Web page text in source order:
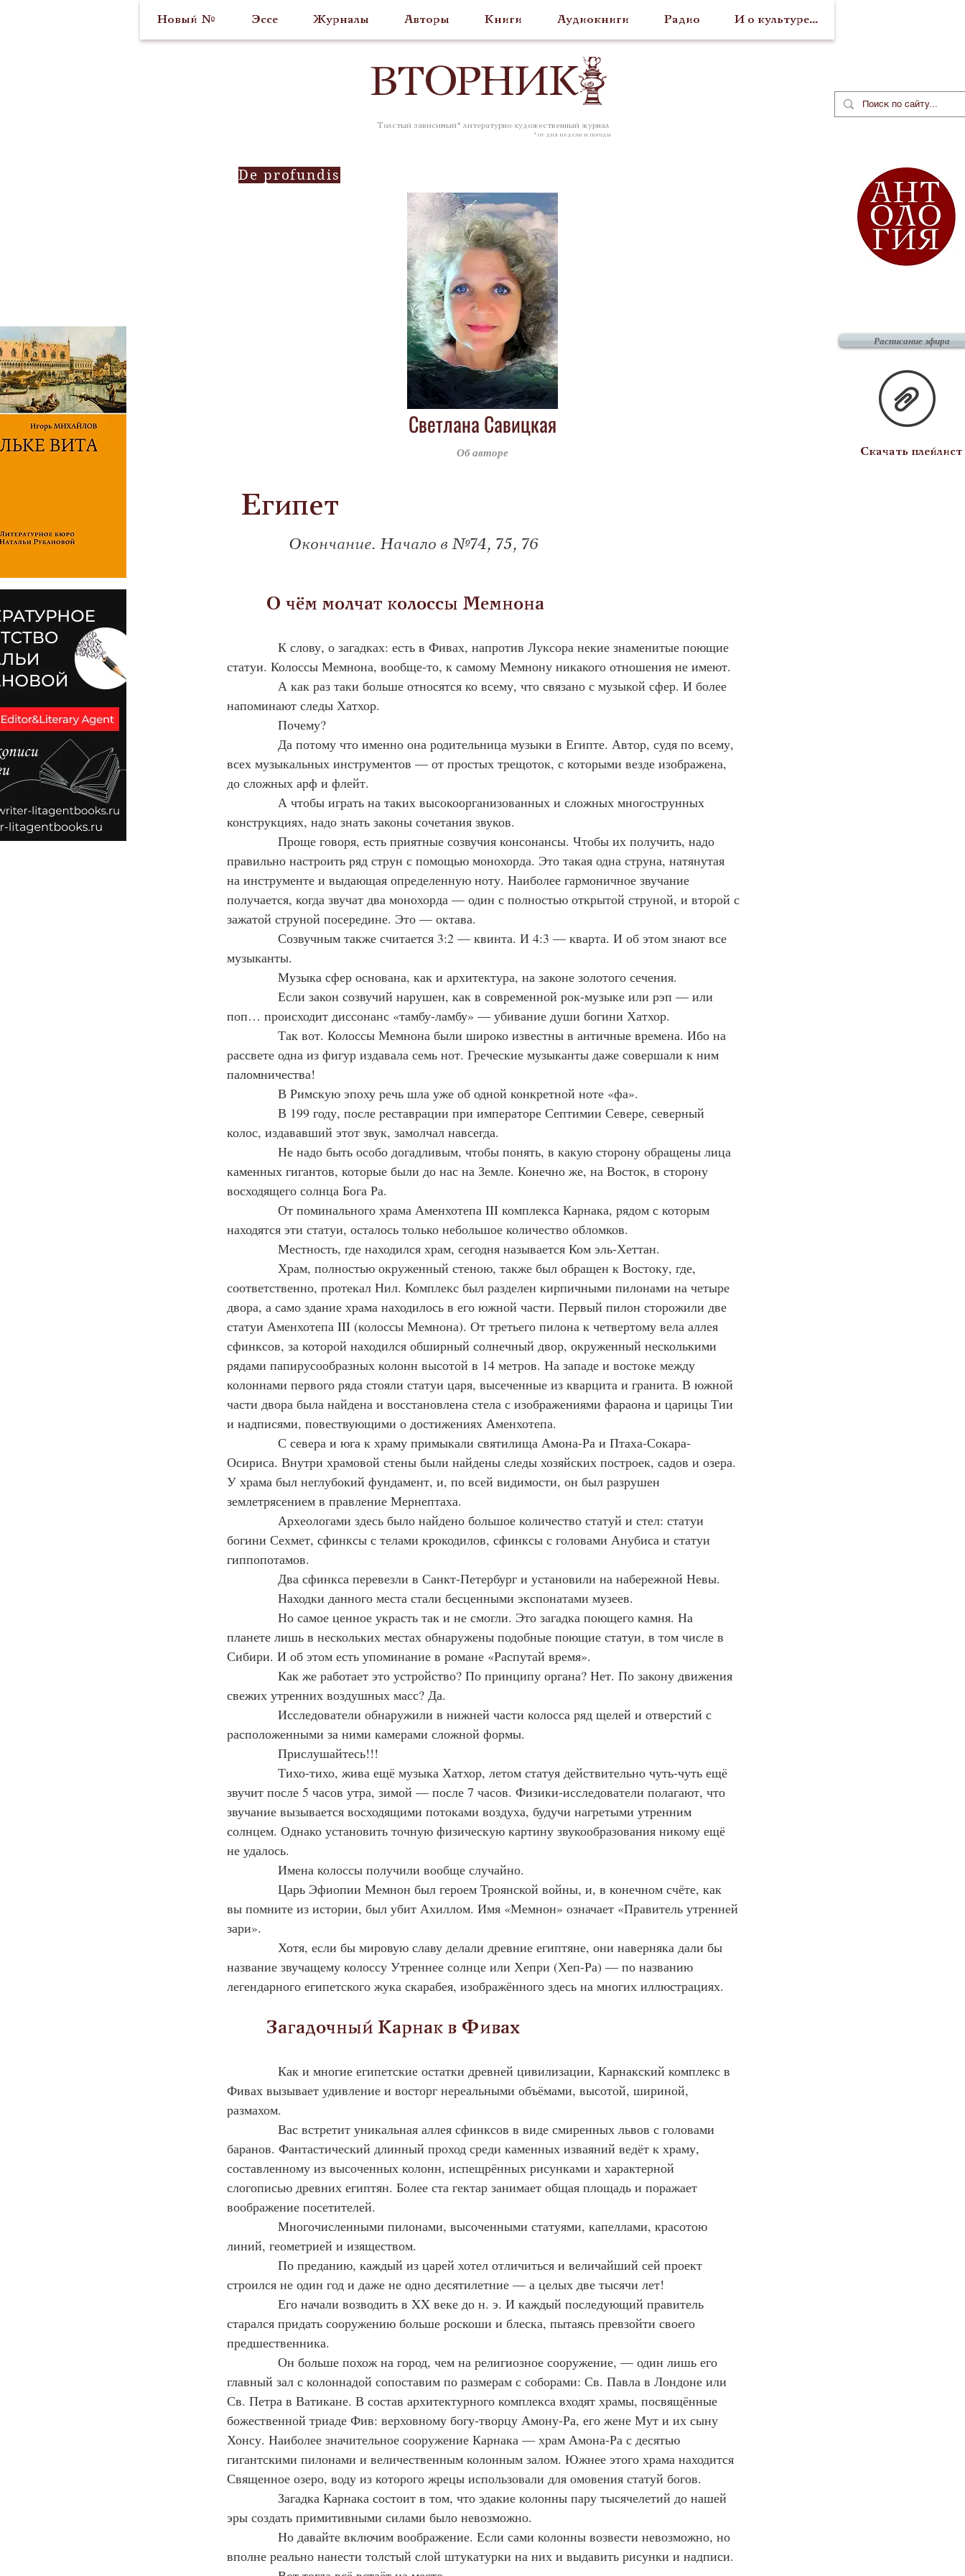
Новый № Эссе Журналы Авторы Книги Аудиокниги Радио И о культуре...
ВТОРНИК
Толстый зависимый* литературно-художественный журнал
* от дня недели и погоды
De profundis
Светлана Савицкая
Об авторе
Египет
Окончание. Начало в №74, 75, 76
О чём молчат колоссы Мемнона
К слову, о загадках: есть в Фивах, напротив Луксора некие знаменитые поющие
статуи. Колоссы Мемнона, вообще-то, к самому Мемнону никакого отношения не имеют.
А как раз таки больше относятся ко всему, что связано с музыкой сфер. И более
напоминают следы Хатхор.
Почему?
Да потому что именно она родительница музыки в Египте. Автор, судя по всему,
всех музыкальных инструментов — от простых трещоток, с которыми везде изображена,
до сложных арф и флейт.
А чтобы играть на таких высокоорганизованных и сложных многострунных
конструкциях, надо знать законы сочетания звуков.
Проще говоря, есть приятные созвучия консонансы. Чтобы их получить, надо
правильно настроить ряд струн с помощью монохорда. Это такая одна струна, натянутая
на инструменте и выдающая определенную ноту. Наиболее гармоничное звучание
получается, когда звучат два монохорда — один с полностью открытой струной, и второй с
зажатой струной посередине. Это — октава.
Созвучным также считается 3:2 — квинта. И 4:3 — кварта. И об этом знают все
музыканты.
Музыка сфер основана, как и архитектура, на законе золотого сечения.
Если закон созвучий нарушен, как в современной рок-музыке или рэп — или
поп… происходит диссонанс «тамбу-ламбу» — убивание души богини Хатхор.
Так вот. Колоссы Мемнона были широко известны в античные времена. Ибо на
рассвете одна из фигур издавала семь нот. Греческие музыканты даже совершали к ним
паломничества!
В Римскую эпоху речь шла уже об одной конкретной ноте «фа».
В 199 году, после реставрации при императоре Септимии Севере, северный
колос, издававший этот звук, замолчал навсегда.
Не надо быть особо догадливым, чтобы понять, в какую сторону обращены лица
каменных гигантов, которые были до нас на Земле. Конечно же, на Восток, в сторону
восходящего солнца Бога Ра.
От поминального храма Аменхотепа III комплекса Карнака, рядом с которым
находятся эти статуи, осталось только небольшое количество обломков.
Местность, где находился храм, сегодня называется Ком эль-Хеттан.
Храм, полностью окруженный стеною, также был обращен к Востоку, где,
соответственно, протекал Нил. Комплекс был разделен кирпичными пилонами на четыре
двора, а само здание храма находилось в его южной части. Первый пилон сторожили две
статуи Аменхотепа III (колоссы Мемнона). От третьего пилона к четвертому вела аллея
сфинксов, за которой находился обширный солнечный двор, окруженный несколькими
рядами папирусообразных колонн высотой в 14 метров. На западе и востоке между
колоннами первого ряда стояли статуи царя, высеченные из кварцита и гранита. В южной
части двора была найдена и восстановлена стела с изображениями фараона и царицы Тии
и надписями, повествующими о достижениях Аменхотепа.
С севера и юга к храму примыкали святилища Амона-Ра и Птаха-Сокара-
Осириса. Внутри храмовой стены были найдены следы хозяйских построек, садов и озера.
У храма был неглубокий фундамент, и, по всей видимости, он был разрушен
землетрясением в правление Мернептаха.
Археологами здесь было найдено большое количество статуй и стел: статуи
богини Сехмет, сфинксы с телами крокодилов, сфинксы с головами Анубиса и статуи
гиппопотамов.
Два сфинкса перевезли в Санкт-Петербург и установили на набережной Невы.
Находки данного места стали бесценными экспонатами музеев.
Но самое ценное украсть так и не смогли. Это загадка поющего камня. На
планете лишь в нескольких местах обнаружены подобные поющие статуи, в том числе в
Сибири. И об этом есть упоминание в романе «Распутай время».
Как же работает это устройство? По принципу органа? Нет. По закону движения
свежих утренних воздушных масс? Да.
Исследователи обнаружили в нижней части колосса ряд щелей и отверстий с
расположенными за ними камерами сложной формы.
Прислушайтесь!!!
Тихо-тихо, жива ещё музыка Хатхор, летом статуя действительно чуть-чуть ещё
звучит после 5 часов утра, зимой — после 7 часов. Физики-исследователи полагают, что
звучание вызывается восходящими потоками воздуха, будучи нагретыми утренним
солнцем. Однако установить точную физическую картину звукообразования никому ещё
не удалось.
Имена колоссы получили вообще случайно.
Царь Эфиопии Мемнон был героем Троянской войны, и, в конечном счёте, как
вы помните из истории, был убит Ахиллом. Имя «Мемнон» означает «Правитель утренней
зари».
Хотя, если бы мировую славу делали древние египтяне, они наверняка дали бы
название звучащему колоссу Утреннее солнце или Хепри (Хеп-Ра) — по названию
легендарного египетского жука скарабея, изображённого здесь на многих иллюстрациях.
Загадочный Карнак в Фивах
Как и многие египетские остатки древней цивилизации, Карнакский комплекс в
Фивах вызывает удивление и восторг нереальными объёмами, высотой, шириной,
размахом.
Вас встретит уникальная аллея сфинксов в виде смиренных львов с головами
баранов. Фантастический длинный проход среди каменных изваяний ведёт к храму,
составленному из высоченных колонн, испещрённых рисунками и характерной
слогописью древних египтян. Более ста гектар занимает общая площадь и поражает
воображение посетителей.
Многочисленными пилонами, высоченными статуями, капеллами, красотою
линий, геометрией и изяществом.
По преданию, каждый из царей хотел отличиться и величайший сей проект
строился не один год и даже не одно десятилетние — а целых две тысячи лет!
Его начали возводить в XX веке до н. э. И каждый последующий правитель
старался придать сооружению больше роскоши и блеска, пытаясь превзойти своего
предшественника.
Он больше похож на город, чем на религиозное сооружение, — один лишь его
главный зал с колоннадой сопоставим по размерам с соборами: Св. Павла в Лондоне или
Св. Петра в Ватикане. В состав архитектурного комплекса входят храмы, посвящённые
божественной триаде Фив: верховному богу-творцу Амону-Ра, его жене Мут и их сыну
Хонсу. Наиболее значительное сооружение Карнака — храм Амона-Ра с десятью
гигантскими пилонами и величественным колонным залом. Южнее этого храма находится
Священное озеро, воду из которого жрецы использовали для омовения статуй богов.
Загадка Карнака состоит в том, что эдакие колонны пару тысячелетий до нашей
эры создать примитивными силами было невозможно.
Но давайте включим воображение. Если сами колонны возвести невозможно, но
вполне реально нанести толстый слой штукатурки на них и выдавить рисунки и надписи.
Расписание эфира
Скачать плейлист